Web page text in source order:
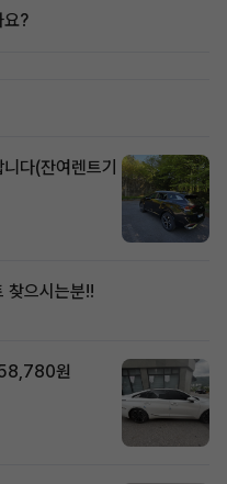
요?
다(잔여렌트기
찾으시는분!!
원